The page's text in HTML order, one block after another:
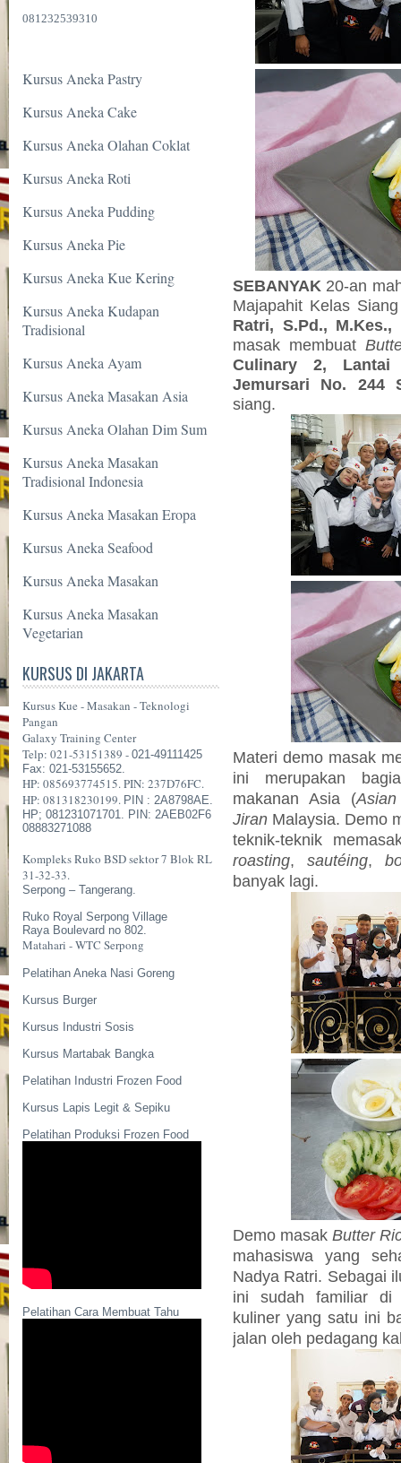
081232539310
Kursus Aneka Pastry
Kursus Aneka Cake
Kursus Aneka Olahan Coklat
Kursus Aneka Roti
Kursus Aneka Pudding
Kursus Aneka Pie
Kursus Aneka Kue Kering
Kursus Aneka Kudapan
Tradisional
Kursus Aneka Ayam
Kursus Aneka Masakan Asia
Kursus Aneka Olahan Dim Sum
Kursus Aneka Masakan
Tradisional Indonesia
Kursus Aneka Masakan Eropa
Kursus Aneka Seafood
Kursus Aneka Masakan
Kursus Aneka Masakan
Vegetarian
KURSUS DI JAKARTA
Kursus Kue - Masakan - Teknologi
Pangan
Galaxy Training Center
Telp: 021-53151389 - 021-49111425
Fax: 021-53155652.
HP: 085693774515. PIN: 237D76FC.
HP: 081318230199. PIN : 2A8798AE.
HP; 081231071701. PIN: 2AEB02F6
08883271088
Kompleks Ruko BSD sektor 7 Blok RL
31-32-33.
Serpong – Tangerang.
Ruko Royal Serpong Village
Raya Boulevard no 802.
Matahari - WTC Serpong
Pelatihan Aneka Nasi Goreng
Kursus Burger
Kursus Industri Sosis
Kursus Martabak Bangka
Pelatihan Industri Frozen Food
Kursus Lapis Legit & Sepiku
Pelatihan Produksi Frozen Food
Pelatihan Cara Membuat Tahu
SEBANYAK 20-an
Majapahit Kelas
Ratri, S.Pd., M.Kes.,
masak membuat
Culinary 2,
Jemursari No. 244
siang.
Materi demo masak
ini merupakan
makanan Asia (
Jiran Malaysia. Demo
teknik-teknik
roasting, sautéing,
banyak lagi.
Demo masak Butter
mahasiswa yang
Nadya Ratri. Sebagai
ini sudah familiar di
kuliner yang satu ini
jalan oleh pedagang